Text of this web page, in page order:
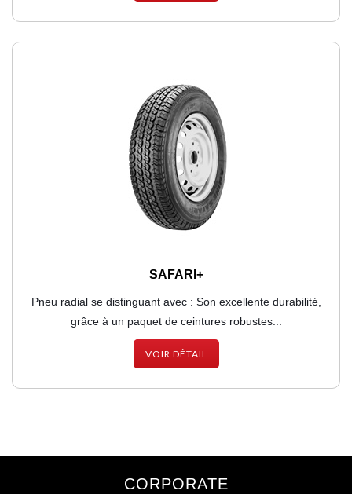
SAFARI+
Pneu radial se distinguant avec : Son excellente durabilité,
grâce à un paquet de ceintures robustes...
VOIR DÉTAIL
CORPORATE